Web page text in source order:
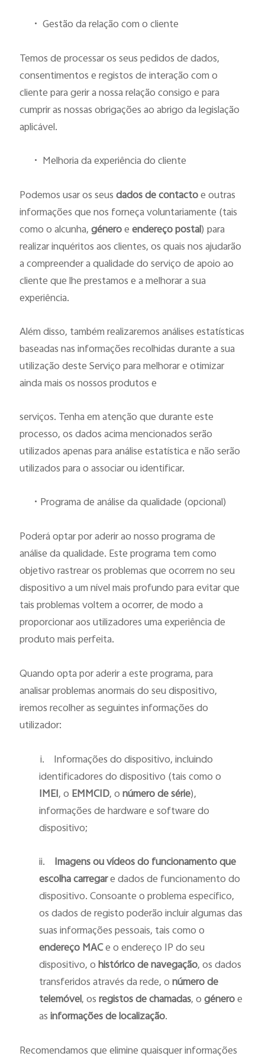
• Gestão da relação com o cliente
Temos de processar os seus pedidos de dados,
consentimentos e registos de interação com o
cliente para gerir a nossa relação consigo e para
cumprir as nossas obrigações ao abrigo da legislação
aplicável.
• Melhoria da experiência do cliente
Podemos usar os seusdados de contactoe outras
informações que nos forneça voluntariamente (tais
como o alcunha,géneroeendereço postal) para
realizar inquéritos aos clientes, os quais nos ajudarão
a compreender a qualidade do serviço de apoio ao
cliente que lhe prestamos e a melhorar a sua
experiência.
Além disso, também realizaremos análises estatísticas
baseadas nas informações recolhidas durante a sua
utilização deste Serviço para melhorar e otimizar
ainda mais os nossos produtos e
serviços. Tenha em atenção que durante este
processo,os dados acima mencionados serão
utilizados apenas para análise estatística e não serão
utilizados para o associar ou identificar.
• Programa de análise da qualidade (opcional)
Poderá optar por aderir ao nosso programa de
análise da qualidade. Este programa tem como
objetivo rastrear os problemas que ocorrem no seu
dispositivo a um nível mais profundo para evitar que
tais problemas voltem a ocorrer, de modo a
proporcionar aos utilizadores uma experiência de
produto mais perfeita.
Quando opta por aderir a este programa, para
analisar problemas anormais do seu dispositivo,
iremos recolher as seguintes informações do
utilizador:
i.
Informações do dispositivo, incluindo
identificadores do dispositivo (tais como o
IMEI, o EMMCID, onúmero de série),
informações de hardware e software do
dispositivo;
ii.
Imagens ou vídeos do funcionamento que
escolha carregare dados de funcionamento do
dispositivo. Consoante o problema específico,
os dados de registo poderão incluir algumas das
suas informações pessoais, tais como o
endereço MACe o endereço IP do seu
dispositivo, ohistórico de navegação, os dados
transferidos através da rede, onúmero de
telemóvel, osregistos de chamadas, ogéneroe
asinformações de localização.
Recomendamos que elimine quaisquer informações